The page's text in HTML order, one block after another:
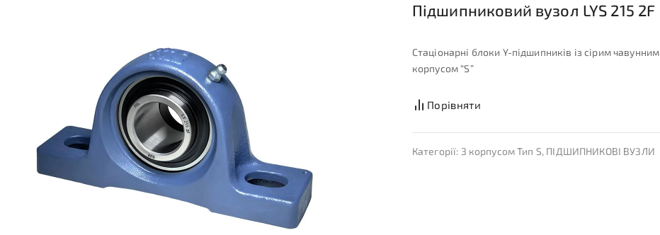
Підшипниковий вузол LYS 215 2F
Стаціонарні блоки Y-підшипників із сірим чавунним
корпусом “S”
Порівняти
Категорії: З корпусом Тип S, ПІДШИПНИКОВІ ВУЗЛИ